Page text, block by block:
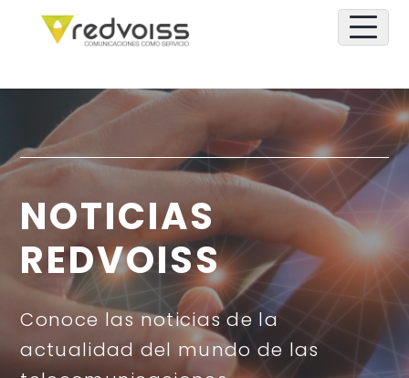
NOTICIAS
REDVOISS
Conoce las noticias de la
actualidad del mundo de las